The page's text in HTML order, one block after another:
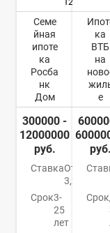
Семе
йная
ипоте
ка
Росба
нк
Дом
300000 -
12000000
руб.
СтавкаОт
3,2%
Срок3-
25
лет
ка
ВТБ
на
е
руб.
Срок